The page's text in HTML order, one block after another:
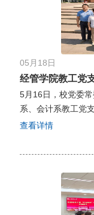
05月18日
经管学院教工党
5月16日，校党委
系、会计系教工党
查看详情